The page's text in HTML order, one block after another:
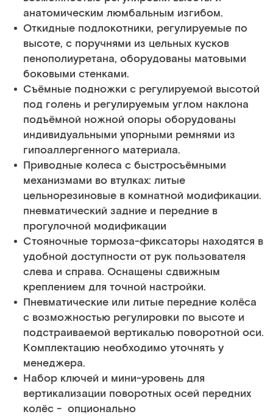
анатомическим люмбальным изгибом.
Откидные подлокотники, регулируемые по
высоте, с поручнями из цельных кусков
пенополиуретана, оборудованы матовыми
боковыми стенками.
Съёмные подножки с регулируемой высотой
под голень и регулируемым углом наклона
подъёмной ножной опоры оборудованы
индивидуальными упорными ремнями из
гипоаллергенного материала.
Приводные колеса с быстросъёмными
механизмами во втулках: литые
цельнорезиновые в комнатной модификации.
пневматический задние и передние в
прогулочной модификации
Стояночные тормоза-фиксаторы находятся в
удобной доступности от рук пользователя
слева и справа. Оснащены сдвижным
креплением для точной настройки.
Пневматические или литые передние колёса
с возможностью регулировки по высоте и
подстраиваемой вертикалью поворотной оси.
Комплектацию необходимо уточнять у
менеджера.
Набор ключей и мини-уровень для
вертикализации поворотных осей передних
колёс - опционально